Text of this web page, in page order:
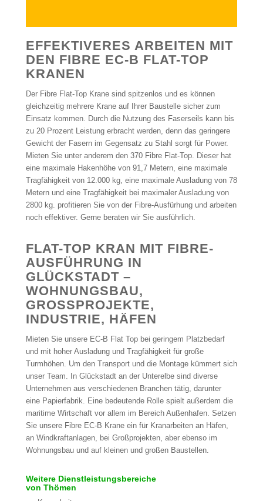
EFFEKTIVERES ARBEITEN MIT
DEN FIBRE EC-B FLAT-TOP
KRANEN
Der Fibre Flat-Top Krane sind spitzenlos und es können
gleichzeitig mehrere Krane auf Ihrer Baustelle sicher zum
Einsatz kommen. Durch die Nutzung des Faserseils kann bis
zu 20 Prozent Leistung erbracht werden, denn das geringere
Gewicht der Fasern im Gegensatz zu Stahl sorgt für Power.
Mieten Sie unter anderem den 370 Fibre Flat-Top. Dieser hat
eine maximale Hakenhöhe von 91,7 Metern, eine maximale
Tragfähigkeit von 12.000 kg, eine maximale Ausladung von 78
Metern und eine Tragfähigkeit bei maximaler Ausladung von
2800 kg. profitieren Sie von der Fibre-Ausfürhung und arbeiten
noch effektiver. Gerne beraten wir Sie ausführlich.
FLAT-TOP KRAN MIT FIBRE-
AUSFÜHRUNG IN
GLÜCKSTADT –
WOHNUNGSBAU,
GROSSPROJEKTE, I
NDUSTRIE, HÄFEN
Mieten Sie unsere EC-B Flat Top bei geringem Platzbedarf
und mit hoher Ausladung und Tragfähigkeit für große
Turmhöhen. Um den Transport und die Montage kümmert sich
unser Team. In Glückstadt an der Unterelbe sind diverse
Unternehmen aus verschiedenen Branchen tätig, darunter
eine Papierfabrik. Eine bedeutende Rolle spielt außerdem die
maritime Wirtschaft vor allem im Bereich Außenhafen. Setzen
Sie unsere Fibre EC-B Krane ein für Kranarbeiten an Häfen,
an Windkraftanlagen, bei Großprojekten, aber ebenso im
Wohnungsbau und auf kleinen und großen Baustellen.
Weitere Dienstleistungsbereiche
von Thömen